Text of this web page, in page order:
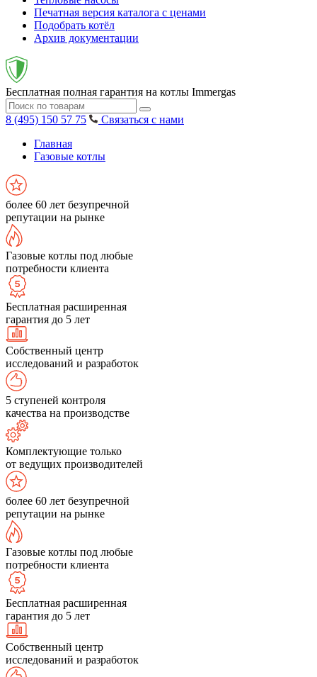
Печатная версия каталога с ценами
Подобрать котёл
Архив документации
Бесплатная полная гарантия на котлы Immergas
8 (495) 150 57 75
Связаться с нами
Главная
Газовые котлы
более 60 лет безупречной
репутации на рынке
Газовые котлы под любые
потребности клиента
Бесплатная расширенная
гарантия до 5 лет
Собственный центр
исследований и разработок
5 ступеней контроля
качества на производстве
Комплектующие только
от ведущих производителей
более 60 лет безупречной
репутации на рынке
Газовые котлы под любые
потребности клиента
Бесплатная расширенная
гарантия до 5 лет
Собственный центр
исследований и разработок